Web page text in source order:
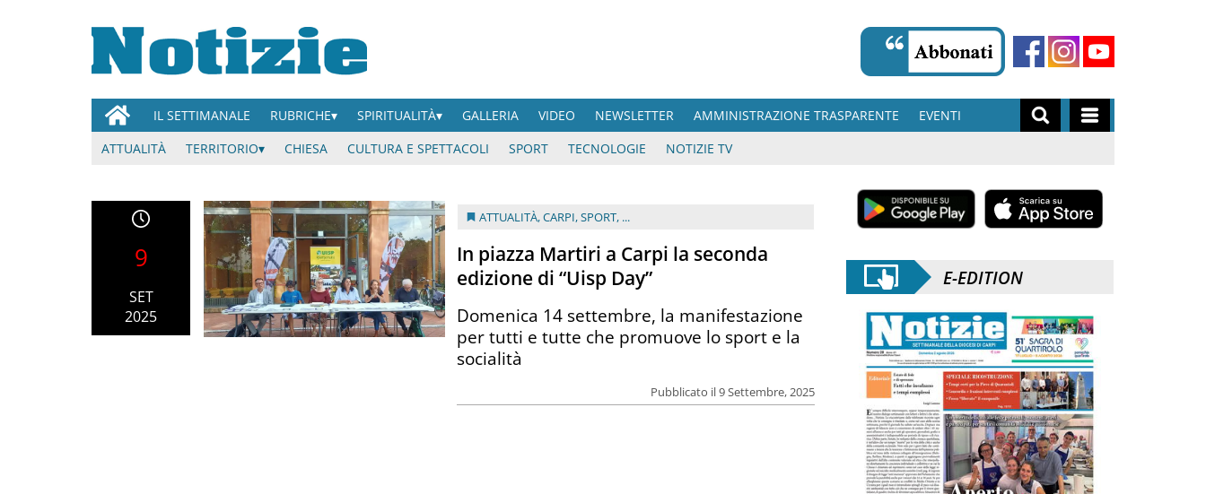
IL SETTIMANALE RUBRICHE SPIRITUALITÀ GALLERIA VIDEO NEWSLETTER AMMINISTRAZIONE TRASPARENTE
EVENTI
ATTUALITÀ
TERRITORIO CHIESA CULTURA E SPETTACOLI SPORT TECNOLOGIE NOTIZIE TV
9
SET
2025
ATTUALITÀ,CARPI,SPORT, ...
In piazza Martiri a Carpi la seconda
edizione di “Uisp Day”
Pubblicato il 9 Settembre, 2025
Domenica 14 settembre, la manifestazione
per tutti e tutte che promuove lo sport e la
socialità
E-EDITION